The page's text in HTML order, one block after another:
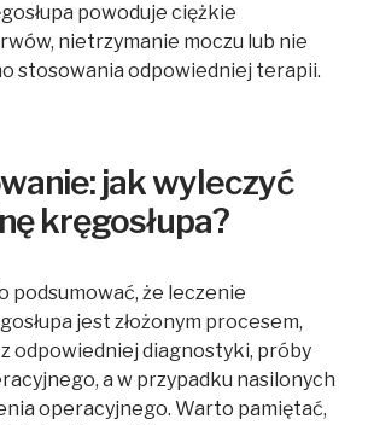
powoduje ciężkie
nietrzymanie moczu lub nie
stosowania odpowiedniej terapii.
jak wyleczyć
kręgosłupa?
podsumować, że leczenie
jest złożonym procesem,
z odpowiedniej diagnostyki, próby
a w przypadku nasilonych
operacyjnego. Warto pamiętać,